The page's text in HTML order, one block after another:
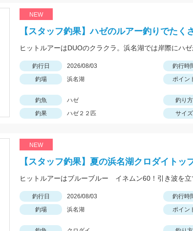
NEW
【スタッフ釣果】ハゼのルアー釣りでたく
釣行日 2026/08/03 釣行時
釣場
浜名湖 ポイン
釣魚
ハゼ 釣り方
釣果
ハゼ２２匹 サイズ
NEW
【スタッフ釣果】夏の浜名湖クロダイトッ
釣行日 2026/08/03 釣行時
釣場
浜名湖 ポイン